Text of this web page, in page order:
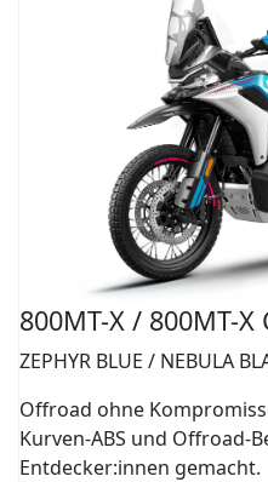
800MT-X / 800MT-
ZEPHYR BLUE / NEBULA
Offroad ohne
Kurven-ABS und Offroad-
Entdecker:innen gemacht.